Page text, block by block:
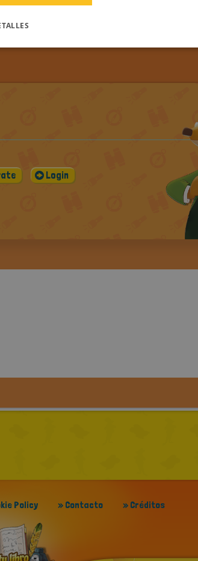
VISUALIZACIONES:
Login
Policy » Contacto » Créditos
CATALAN